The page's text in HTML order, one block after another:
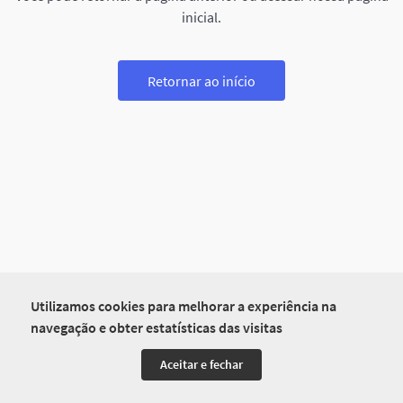
Utilizamos cookies para melhorar a experiência na
navegação e obter estatísticas das visitas
Aceitar e fechar
inicial.
Retornar ao início